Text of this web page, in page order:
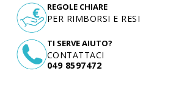
TI SERVE AIUTO?
CONTATTACI
049 8597472
REGOLE CHIARE
PER RIMBORSI E RESI